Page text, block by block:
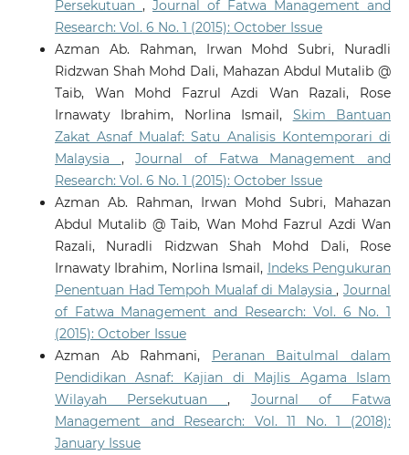
Persekutuan , Journal of Fatwa Management and
Research: Vol. 6 No. 1 (2015): October Issue
Azman Ab. Rahman, Irwan Mohd Subri, Nuradli
Ridzwan Shah Mohd Dali, Mahazan Abdul Mutalib @
Taib, Wan Mohd Fazrul Azdi Wan Razali, Rose
Irnawaty Ibrahim, Norlina Ismail, Skim Bantuan
Zakat Asnaf Mualaf: Satu Analisis Kontemporari di
Malaysia ,Journal of Fatwa Management and
Research: Vol. 6 No. 1 (2015): October Issue
Azman Ab. Rahman, Irwan Mohd Subri, Mahazan
Abdul Mutalib @ Taib, Wan Mohd Fazrul Azdi Wan
Razali, Nuradli Ridzwan Shah Mohd Dali, Rose
Irnawaty Ibrahim, Norlina Ismail, Indeks Pengukuran
Penentuan Had Tempoh Mualaf di Malaysia,Journal
of Fatwa Management and Research: Vol. 6 No. 1
(2015): October Issue
Azman Ab Rahmani, Peranan Baitulmal dalam
Pendidikan Asnaf: Kajian di Majlis Agama Islam
Wilayah Persekutuan, Journal of Fatwa
Management and Research: Vol. 11 No. 1 (2018):
January Issue